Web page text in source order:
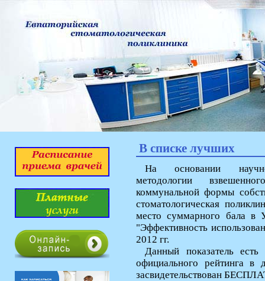
В списке лучших
На основании
методологии
коммунальной формы
стоматологическая
место суммарного бала в
"Эффективность
2012 гг.
Данный показатель
официального рейтинга в
засвидетельствован